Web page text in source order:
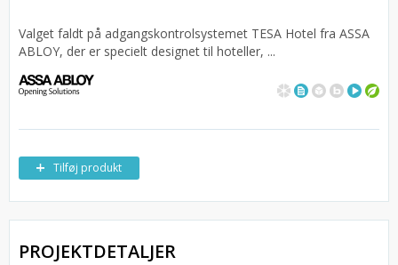
Valget faldt på adgangskontrolsystemet TESA Hotel fra ASSA
ABLOY, der er specielt designet til hoteller, ...
Tilføj produkt
PROJEKTDETALJER